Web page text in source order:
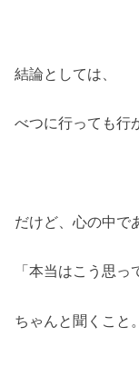
結論としては、
べつに行っても行
だけど、心の中で
「本当はこう思
ちゃんと聞くこと。